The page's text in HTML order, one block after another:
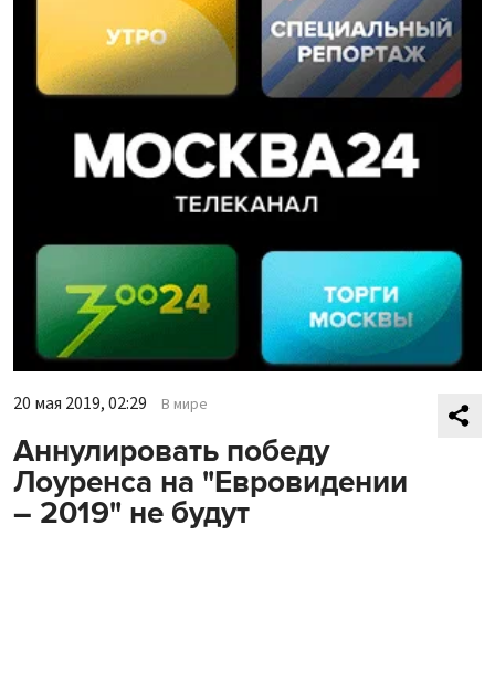
20 мая 2019, 02:29 В мире
Аннулировать победу
Лоуренса на "Евровидении
– 2019" не будут